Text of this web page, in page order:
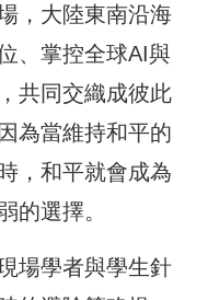
，大陸東南沿海
、掌控全球AI與
共同交織成彼此
為當維持和平的
，和平就會成為
的選擇。
場學者與學生針